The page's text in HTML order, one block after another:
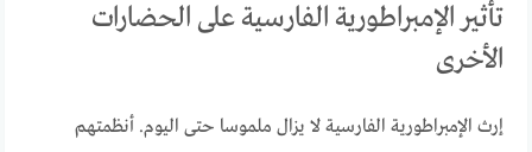
تأثير الإمبراطورية الفارسية على الحضارات
الأخرى
إرث الإمبراطورية الفارسية لا يزال ملموسا حتى اليوم. أنظمتهم